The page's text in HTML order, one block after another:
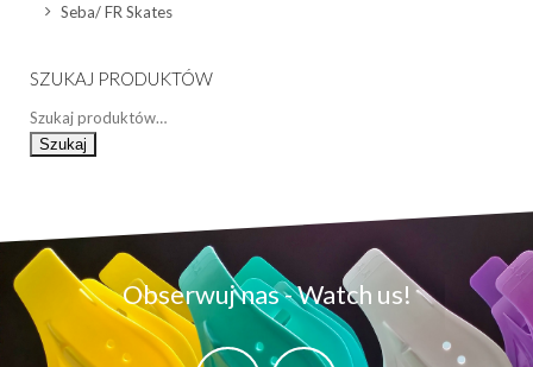
Seba/ FR Skates
SZUKAJ PRODUKTÓW
Szukaj
Obserwuj nas - Watch us!